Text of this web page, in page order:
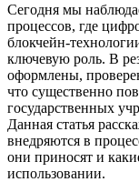
Сегодня мы
процессов, где
блокчейн-
ключевую роль. В
оформлены,
что существенно
государственных
Данная статья
внедряются в
они приносят и
использовании.